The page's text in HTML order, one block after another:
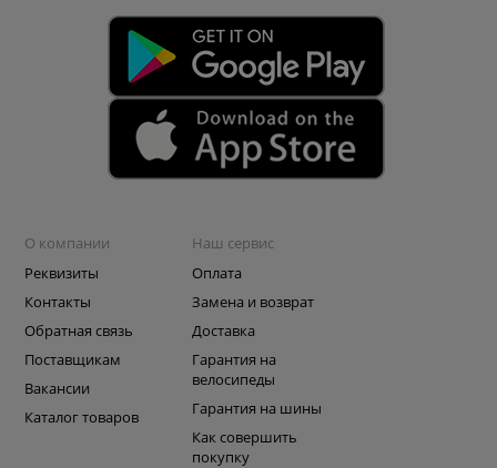
О компании
Реквизиты
Контакты
Обратная связь
Поставщикам
Вакансии
Каталог товаров
Наш сервис
Оплата
Замена и возврат
Доставка
Гарантия на
велосипеды
Гарантия на шины
Как совершить
покупку